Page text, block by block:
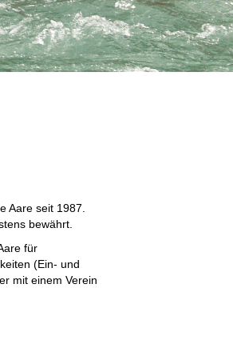
Aare seit 1987.
bewährt.
für
(Ein- und
mit einem Verein